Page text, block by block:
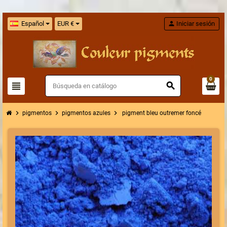
Español EUR €
view_headline search
person Iniciar sesión
0
chevron_right pigmentos chevron_right pigmentos azules chevron_right pigment bleu outremer foncé